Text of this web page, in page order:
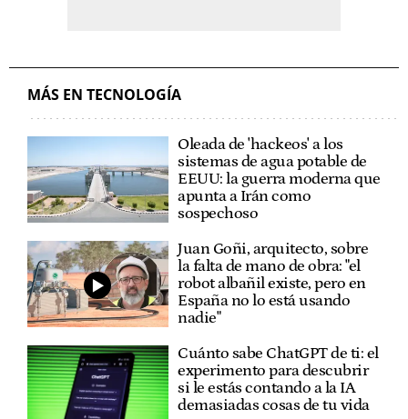
MÁS EN TECNOLOGÍA
Oleada de 'hackeos' a los
sistemas de agua potable de
EEUU: la guerra moderna que
apunta a Irán como
sospechoso
Juan Goñi, arquitecto, sobre
la falta de mano de obra: "el
robot albañil existe, pero en
España no lo está usando
nadie"
Cuánto sabe ChatGPT de ti: el
experimento para descubrir
si le estás contando a la IA
demasiadas cosas de tu vida